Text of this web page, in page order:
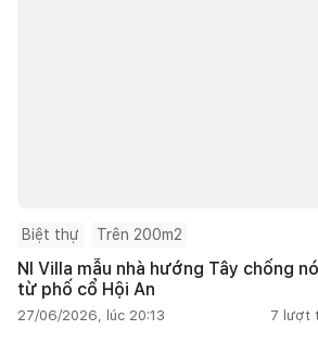
Biệt thự Trên 200m2
NI Villa mẫu nhà hướng Tây chống
từ phố cổ Hội An
27/06/2026, lúc 20:13 7 lượt